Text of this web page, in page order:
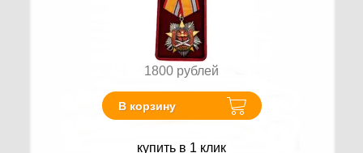
1800 рублей
В корзину
купить в 1 клик